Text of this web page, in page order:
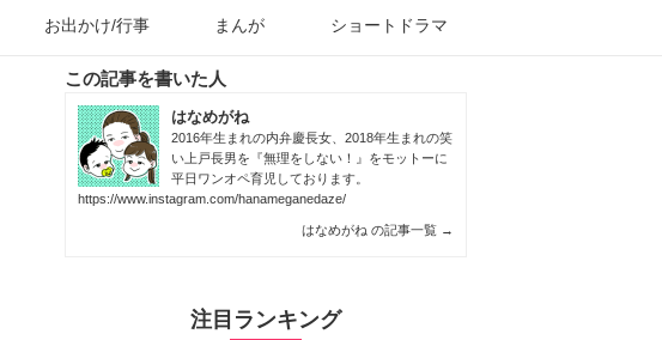
お出かけ/行事 まんが ショートドラマ
この記事を書いた人
はなめがね
2016年生まれの内弁慶長女、2018年生まれの笑
い上戸長男を『無理をしない！』をモットーに
平日ワンオペ育児しております。
https://www.instagram.com/hanameganedaze/
はなめがね の記事一覧 →
注目ランキング